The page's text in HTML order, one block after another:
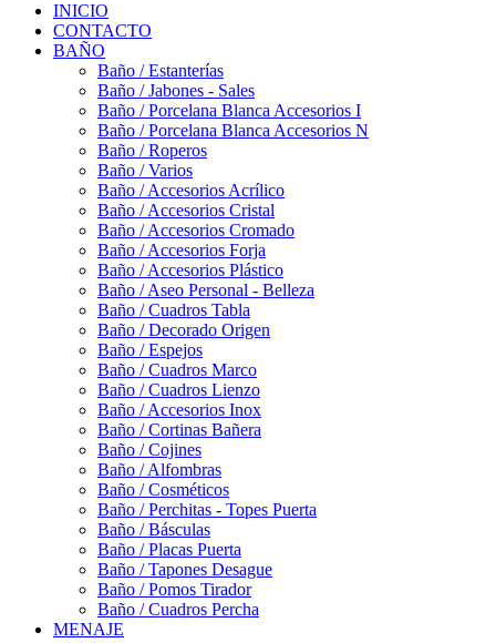
INICIO
CONTACTO
BAÑO
Baño / Estanterías
Baño / Jabones - Sales
Baño / Porcelana Blanca Accesorios I
Baño / Porcelana Blanca Accesorios N
Baño / Roperos
Baño / Varios
Baño / Accesorios Acrílico
Baño / Accesorios Cristal
Baño / Accesorios Cromado
Baño / Accesorios Forja
Baño / Accesorios Plástico
Baño / Aseo Personal - Belleza
Baño / Cuadros Tabla
Baño / Decorado Origen
Baño / Espejos
Baño / Cuadros Marco
Baño / Cuadros Lienzo
Baño / Accesorios Inox
Baño / Cortinas Bañera
Baño / Cojines
Baño / Alfombras
Baño / Cosméticos
Baño / Perchitas - Topes Puerta
Baño / Básculas
Baño / Placas Puerta
Baño / Tapones Desague
Baño / Pomos Tirador
Baño / Cuadros Percha
MENAJE